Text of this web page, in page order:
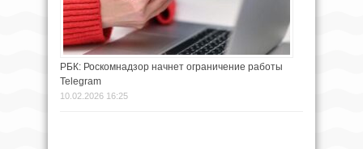
РБК: Роскомнадзор начнет ограничение работы
Telegram
10.02.2026 16:25